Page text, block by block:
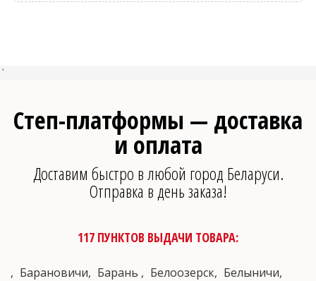
`
Степ-платформы — доставка
и оплата
Доставим быстро в любой город Беларуси.
Отправка в день заказа!
117 ПУНКТОВ ВЫДАЧИ ТОВАРА:
Барановичи Барань Белоозерск
Белыничи